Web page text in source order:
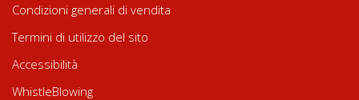
Condizioni generali di vendita
Termini di utilizzo del sito
Accessibilità
WhistleBlowing